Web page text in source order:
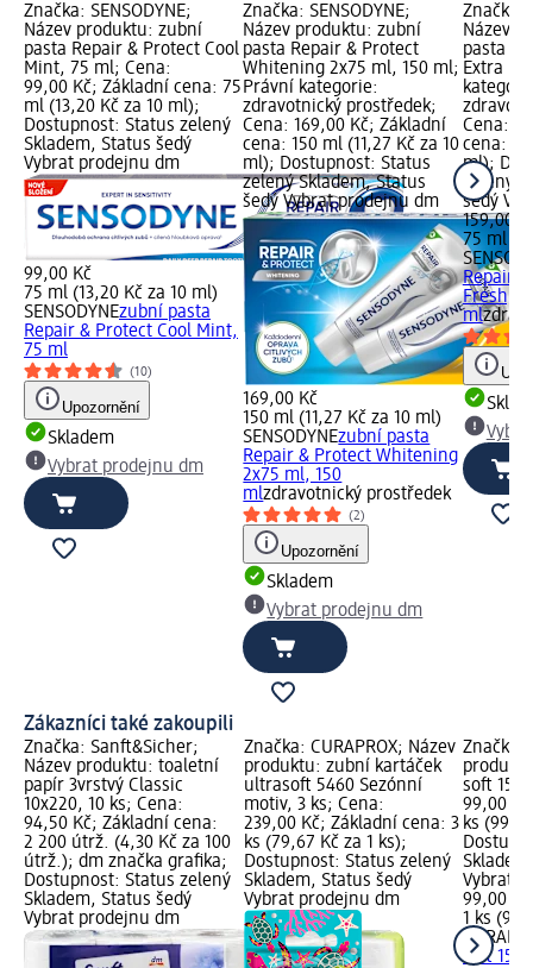
Značka: SENSODYNE;
Název produktu: zubní
pasta Repair & Protect Cool
Mint, 75 ml; Cena:
99,00 Kč; Základní cena: 75
ml (13,20 Kč za 10 ml);
Dostupnost: Status zelený
Skladem, Status šedý
Vybrat prodejnu dm
99,00 Kč
75 ml (13,20 Kč za 10 ml)
SENSODYNEzubní pasta
Repair & Protect Cool Mint,
75 ml
(10)
Upozornění
Skladem
Vybrat prodejnu dm
Značka: SENSODYNE;
Název produktu: zubní
pasta Repair & Protect
Whitening 2x75 ml, 150 ml;
Právní kategorie:
zdravotnický prostředek;
Cena: 169,00 Kč; Základní
cena: 150 ml (11,27 Kč za 10
ml); Dostupnost: Status
zelený Skladem, Status
šedý Vybrat prodejnu dm
169,00 Kč
150 ml (11,27 Kč za 10 ml)
SENSODYNEzubní pasta
Repair & Protect Whitening
2x75 ml, 150
mlzdravotnický prostředek
(2)
Upozornění
Skladem
Vybrat prodejnu dm
Značka:
Název
pasta
Extra
Cena:
cena: 75
ml);
zelený
šedý
159,00
75 ml
Repair
Fresh,
ml
Zákazníci také zakoupili
Značka: Sanft&Sicher;
Název produktu: toaletní
papír 3vrstvý Classic
10x220, 10 ks; Cena:
94,50 Kč; Základní cena:
2 200 útrž. (4,30 Kč za 100
útrž.); dm značka grafika;
Dostupnost: Status zelený
Skladem, Status šedý
Vybrat prodejnu dm
Značka: CURAPROX; Název
produktu: zubní kartáček
ultrasoft 5460 Sezónní
motiv, 3 ks; Cena:
239,00 Kč; Základní cena: 3
ks (79,67 Kč za 1 ks);
Dostupnost: Status zelený
Skladem, Status šedý
Vybrat prodejnu dm
Značka:
soft
99,00
ks
Vybrat
99,00 Kč
1 ks
soft